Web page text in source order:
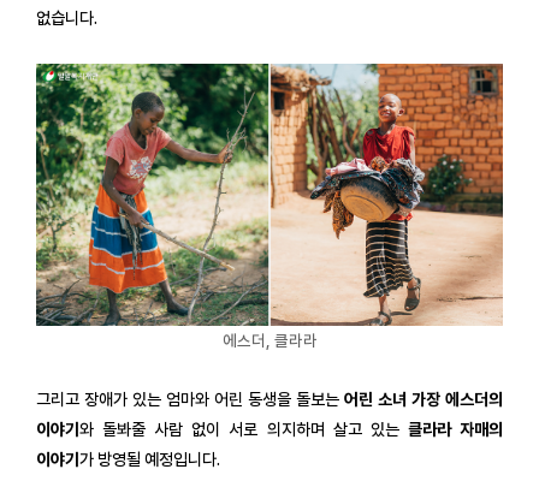
없습니다.
에스더, 클라라
그리고 장애가 있는 엄마와 어린 동생을 돌보는 어린 소녀 가장 에스더의
이야기 와 돌봐줄 사람 없이 서로 의지하며 살고 있는 클라라 자매의
이야기 가 방영될 예정입니다.